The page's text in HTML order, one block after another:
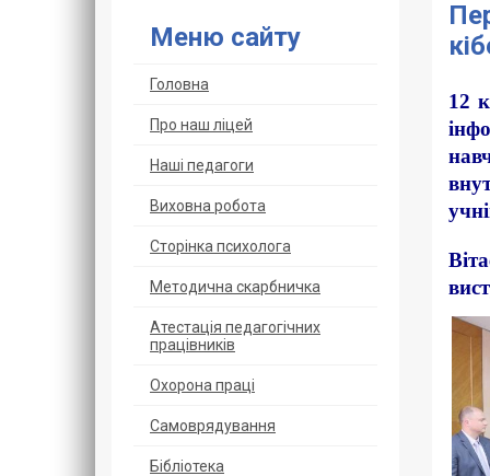
Меню сайту
Головна
Про наш ліцей
Наші педагоги
Виховна робота
Сторінка психолога
Методична скарбничка
Атестація педагогічних
працівників
Охорoна прaці
Самоврядування
Бібліотека
12